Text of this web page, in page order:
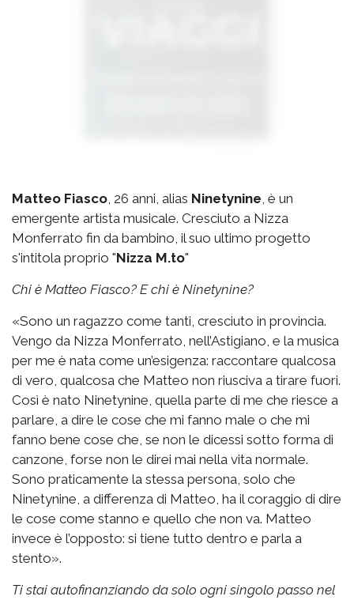
Matteo Fiasco , 26 anni, alias Ninetynine , è un
emergente artista musicale. Cresciuto a Nizza
Monferrato fin da bambino, il suo ultimo progetto
s'intitola proprio "Nizza M.to"
Chi è Matteo Fiasco? E chi è Ninetynine?
«Sono un ragazzo come tanti, cresciuto in provincia.
Vengo da Nizza Monferrato, nell’Astigiano, e la musica
per me è nata come un’esigenza: raccontare qualcosa
di vero, qualcosa che Matteo non riusciva a tirare fuori.
Così è nato Ninetynine, quella parte di me che riesce a
parlare, a dire le cose che mi fanno male o che mi
fanno bene cose che, se non le dicessi sotto forma di
canzone, forse non le direi mai nella vita normale.
Sono praticamente la stessa persona, solo che
Ninetynine, a differenza di Matteo, ha il coraggio di dire
le cose come stanno e quello che non va. Matteo
invece è l’opposto: si tiene tutto dentro e parla a
stento».
Ti stai autofinanziando da solo ogni singolo passo nel